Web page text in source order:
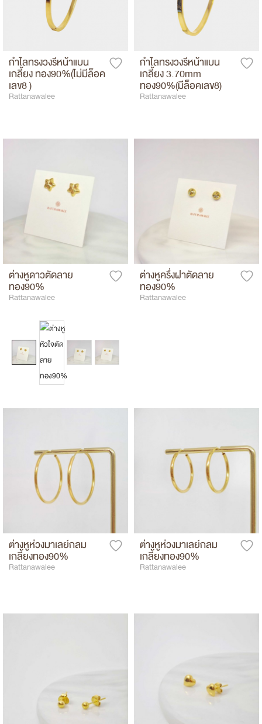
กำไลทรงวงรีหน้าแบน
เกลี้ยง ทอง90%(ไม่มีล็อค
เลข8 )
Rattanawalee
กำไลทรงวงรีหน้าแบน
เกลี้ยง 3.70mm
ทอง90%(มีล็อคเลข8)
Rattanawalee
ต่างหูดาวตัดลาย
ทอง90%
Rattanawalee
ต่างหูครึ่งฝาตัดลาย
ทอง90%
Rattanawalee
ต่างหูห่วงมาเลย์กลม
เกลี้ยงทอง90%
Rattanawalee
ต่างหูห่วงมาเลย์กลม
เกลี้ยงทอง90%
Rattanawalee